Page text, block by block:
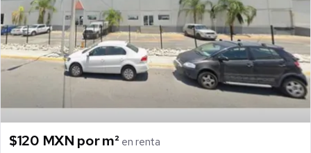
$120 MXN por m² en renta